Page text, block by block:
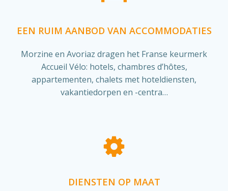
EEN RUIM AANBOD VAN ACCOMMODATIES
Morzine en Avoriaz dragen het Franse keurmerk
Accueil Vélo: hotels, chambres d’hôtes,
appartementen, chalets met hoteldiensten,
vakantiedorpen en -centra…
DIENSTEN OP MAAT